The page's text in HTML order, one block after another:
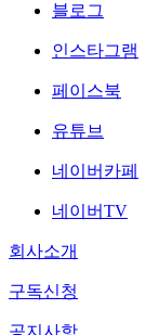
블로그
인스타그램
페이스북
유튜브
네이버카페
네이버TV
회사소개
구독신청